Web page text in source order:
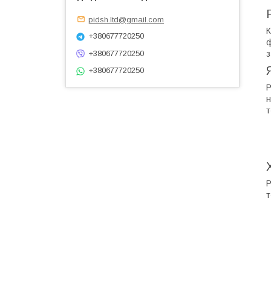
pidsh.ltd@gmail.com
+380677720250
+380677720250
+380677720250